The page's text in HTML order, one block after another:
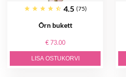
4.5 (75)
Õrn bukett
€ 73.00
LISA OSTUKORVI